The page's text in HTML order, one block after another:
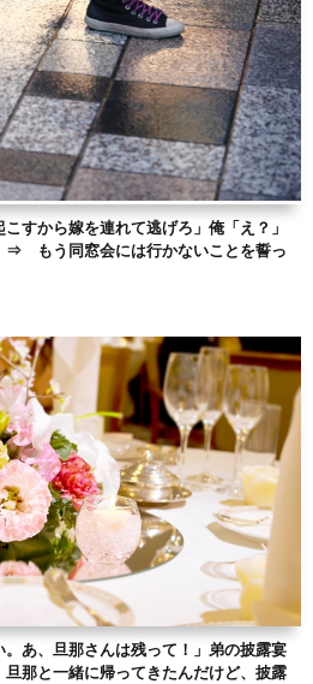
すから嫁を連れて逃げろ」俺「え？」
⇒ もう同窓会には行かないことを誓っ
。あ、旦那さんは残って！」弟の披露宴
那と一緒に帰ってきたんだけど、披露